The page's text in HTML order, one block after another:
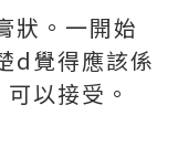
狀。一開始
d覺得應該係
以接受。